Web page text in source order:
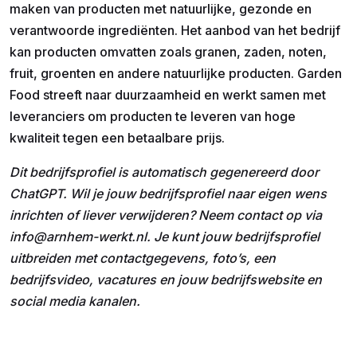
maken van producten met natuurlijke, gezonde en
verantwoorde ingrediënten. Het aanbod van het bedrijf
kan producten omvatten zoals granen, zaden, noten,
fruit, groenten en andere natuurlijke producten. Garden
Food streeft naar duurzaamheid en werkt samen met
leveranciers om producten te leveren van hoge
kwaliteit tegen een betaalbare prijs.
Dit bedrijfsprofiel is automatisch gegenereerd door
ChatGPT. Wil je jouw bedrijfsprofiel naar eigen wens
inrichten of liever verwijderen? Neem contact op via
info@arnhem-werkt.nl. Je kunt jouw bedrijfsprofiel
uitbreiden met contactgegevens, foto’s, een
bedrijfsvideo, vacatures en jouw bedrijfswebsite en
social media kanalen.